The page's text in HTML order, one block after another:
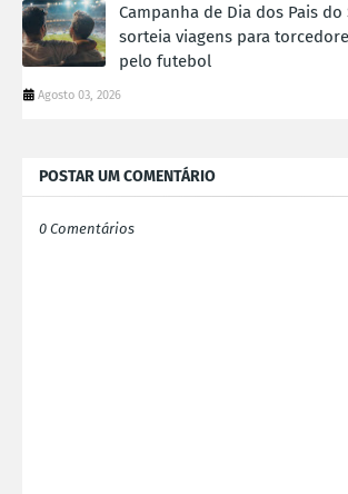
Campanha de Dia dos Pais do
sorteia viagens para
pelo futebol
Agosto 03, 2026
POSTAR UM COMENTÁRIO
0 Comentários